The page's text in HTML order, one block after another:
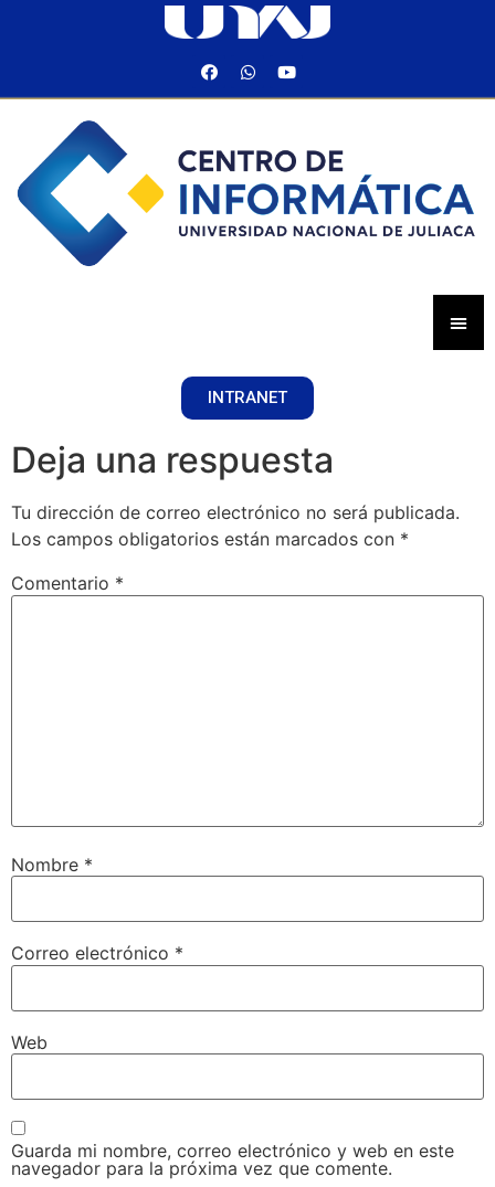
INTRANET
Deja una respuesta
Tu dirección de correo electrónico no será publicada.
Los campos obligatorios están marcados con *
Comentario *
Nombre *
Correo electrónico *
Web
Guarda mi nombre, correo electrónico y web en este
navegador para la próxima vez que comente.